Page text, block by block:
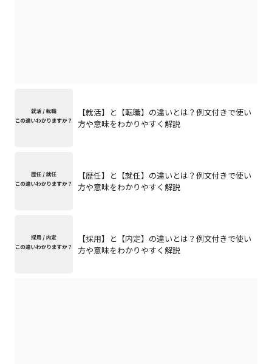
【就活】と【転職】の違いとは？例文付きで使い
方や意味をわかりやすく解説
【歴任】と【就任】の違いとは？例文付きで使い
方や意味をわかりやすく解説
【採用】と【内定】の違いとは？例文付きで使い
方や意味をわかりやすく解説